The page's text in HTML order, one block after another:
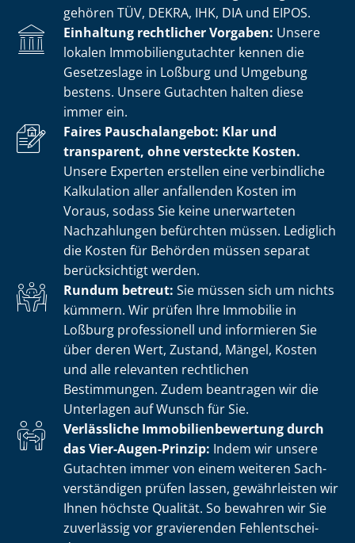
gehören TÜV, DEKRA, IHK, DIA und EIPOS.
Einhaltung rechtlicher Vorgaben: Unsere
lokalen Im­mo­bi­li­en­gut­ach­ter kennen die
Gesetzeslage in Loßburg und Umgebung
bestens. Unsere Gutachten halten diese
immer ein.
Faires Pauschalangebot: Klar und
transparent, ohne versteckte Kosten.
Unsere Experten erstellen eine verbindliche
Kalkulation aller anfallenden Kosten im
Voraus, sodass Sie keine unerwarteten
Nachzahlungen befürchten müssen. Lediglich
die Kosten für Behörden müssen separat
berücksichtigt werden.
Rundum betreut: Sie müssen sich um nichts
kümmern. Wir prüfen Ihre Immobilie in
Loßburg professionell und informieren Sie
über deren Wert, Zustand, Mängel, Kosten
und alle relevanten rechtlichen
Bestimmungen. Zudem beantragen wir die
Unterlagen auf Wunsch für Sie.
Verlässliche Im­mo­bi­li­en­be­wer­tung durch
das Vier-Augen-Prinzip: Indem wir unsere
Gutachten immer von einem weiteren Sach­
ver­stän­di­gen prüfen lassen, gewährleisten wir
Ihnen höchste Qualität. So bewahren wir Sie
zuverlässig vor gravierenden Fehl­ent­schei­